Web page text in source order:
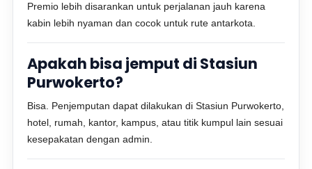
Premio lebih disarankan untuk perjalanan jauh karena
kabin lebih nyaman dan cocok untuk rute antarkota.
Apakah bisa jemput di Stasiun
Purwokerto?
Bisa. Penjemputan dapat dilakukan di Stasiun Purwokerto,
hotel, rumah, kantor, kampus, atau titik kumpul lain sesuai
kesepakatan dengan admin.